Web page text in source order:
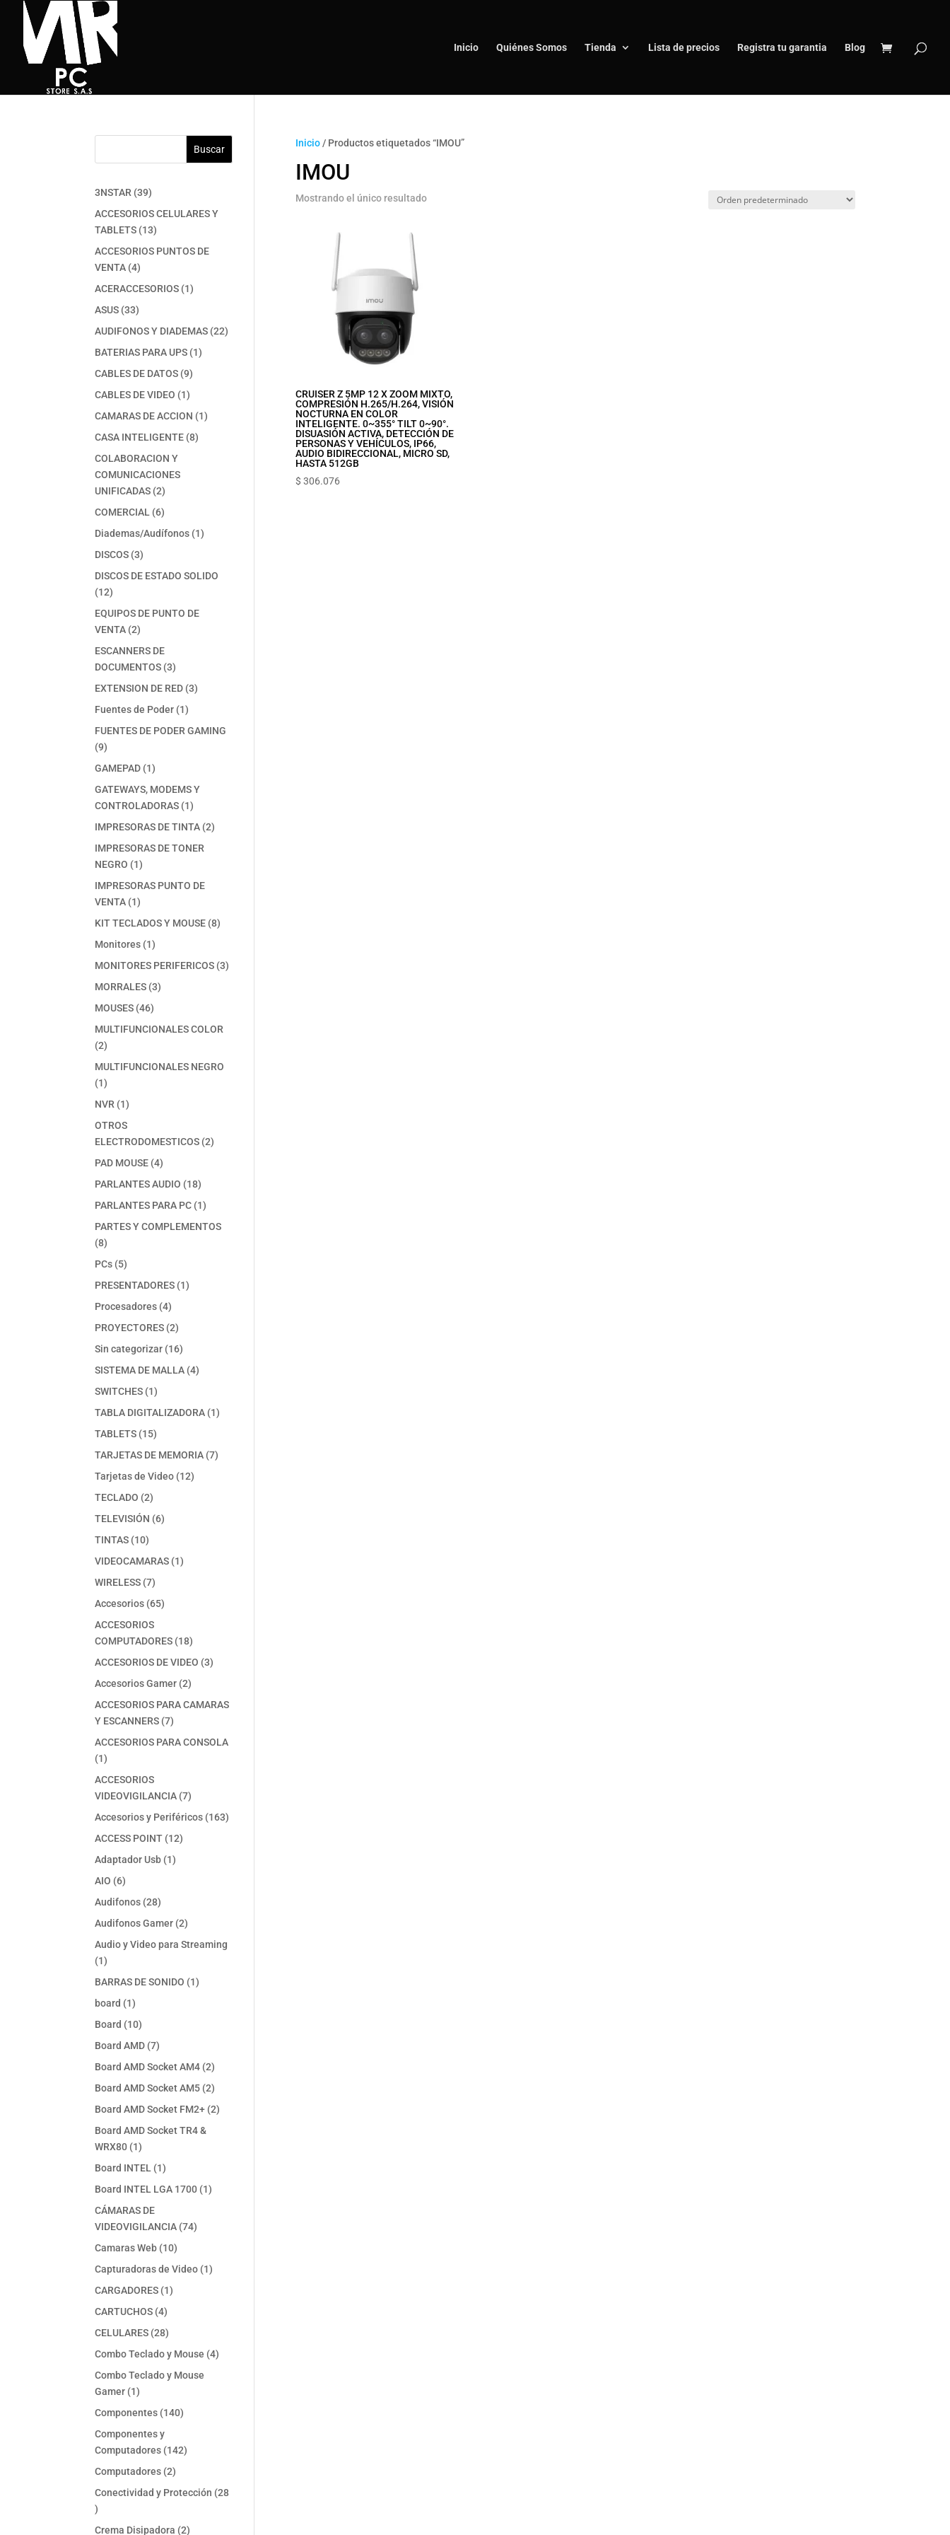
Inicio Quiénes Somos Tienda Lista de precios Registra tu garantia Blog
Inicio/ Productos etiquetados “IMOU”
IMOU
Mostrando el único resultado
CRUISER Z 5MP 12 X ZOOM MIXTO,
COMPRESIÓN H.265/H.264, VISIÓN
NOCTURNA EN COLOR
INTELIGENTE. 0~355° TILT 0~90°.
DISUASIÓN ACTIVA, DETECCIÓN DE
PERSONAS Y VEHÍCULOS, IP66,
AUDIO BIDIRECCIONAL, MICRO SD,
HASTA 512GB
$ 306.076
Buscar
3NSTAR 3939
productos
ACCESORIOS CELULARES Y
TABLETS 1313
productos
ACCESORIOS PUNTOS DE
VENTA 44
productos
ACERACCESORIOS 11
ASUS 3333
productos
AUDIFONOS Y DIADEMAS 2222
BATERIAS PARA UPS 11
CABLES DE DATOS 99
CABLES DE VIDEO 11
producto
CAMARAS DE ACCION 11
CASA INTELIGENTE 88
COLABORACION Y
COMUNICACIONES
UNIFICADAS 22
productos
COMERCIAL 66
productos
Diademas/Audífonos 11
DISCOS 33
productos
DISCOS DE ESTADO SOLIDO
1212
productos
EQUIPOS DE PUNTO DE
VENTA 22
productos
ESCANNERS DE
DOCUMENTOS 33
productos
EXTENSION DE RED 33
Fuentes de Poder 11
producto
FUENTES DE PODER GAMING
99
productos
GAMEPAD 11
producto
GATEWAYS, MODEMS Y
CONTROLADORAS 11
producto
IMPRESORAS DE TINTA 22
IMPRESORAS DE TONER
NEGRO
11
producto
IMPRESORAS PUNTO DE
VENTA 11
producto
KIT TECLADOS Y MOUSE 88
Monitores 11
producto
MONITORES PERIFERICOS 33
MORRALES 33
MOUSES 4646
productos
MULTIFUNCIONALES COLOR
22
productos
MULTIFUNCIONALES NEGRO
11
producto
NVR 11
producto
OTROS
ELECTRODOMESTICOS 22
PAD MOUSE 44
productos
PARLANTES AUDIO 1818
productos
PARLANTES PARA PC 11
producto
PARTES Y COMPLEMENTOS
88
productos
PCs 55
productos
PRESENTADORES 11
Procesadores 44
productos
PROYECTORES 22
productos
Sin categorizar 1616
productos
SISTEMA DE MALLA 44
SWITCHES 11
producto
TABLA DIGITALIZADORA 11
TABLETS 1515
productos
TARJETAS DE MEMORIA 77
Tarjetas de Video 1212
TECLADO 22
productos
TELEVISIÓN 66
TINTAS 1010
productos
VIDEOCAMARAS 11
WIRELESS 77
productos
Accesorios 6565
ACCESORIOS
COMPUTADORES 1818
productos
ACCESORIOS DE VIDEO 33
Accesorios Gamer 22
productos
ACCESORIOS PARA CAMARAS
Y ESCANNERS 77
productos
ACCESORIOS PARA CONSOLA
11
producto
ACCESORIOS
VIDEOVIGILANCIA 77
productos
Accesorios y Periféricos 163163
ACCESS POINT 1212
Adaptador Usb 11
AIO 66
productos
Audifonos 2828
productos
Audifonos Gamer 22
productos
Audio y Video para Streaming
11
producto
BARRAS DE SONIDO 11
board 11
producto
Board 1010
productos
Board AMD 77
productos
Board AMD Socket AM4 22
productos
Board AMD Socket AM5 22
productos
Board AMD Socket FM2+ 22
Board AMD Socket TR4 &
WRX80 11
producto
Board INTEL 11
producto
Board INTEL LGA 1700 11
CÁMARAS DE
VIDEOVIGILANCIA 7474
Camaras Web 1010
productos
Capturadoras de Video 11
CARGADORES 11
CARTUCHOS 44
productos
CELULARES 2828
productos
Combo Teclado y Mouse 44
Combo Teclado y Mouse
Gamer 11
producto
Componentes 140140
Componentes y
Computadores 142142
Computadores 22
productos
Conectividad y Protección 28
28
productos
Crema Disipadora 22